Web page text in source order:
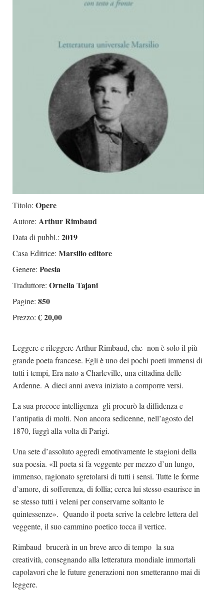
Premio Chiara
Tabù Festival 2014
A Tutto Volume
Salone di Torino
Titolo: Opere
Autore: Arthur Rimbaud
Data di pubbl.: 2019
Casa Editrice: Marsilio editore
Genere: Poesia
Traduttore: Ornella Tajani
Pagine: 850
Prezzo:€ 20,00
Leggere e rileggere Arthur Rimbaud, che non è solo il più
grande poeta francese. Egli è uno dei pochi poeti immensi di
tutti i tempi, Era nato a Charleville, una cittadina delle
Ardenne. A dieci anni aveva iniziato a comporre versi.
La sua precoce intelligenza gli procurò la diffidenza e
l’antipatia di molti. Non ancora sedicenne, nell’agosto del
1870, fuggì alla volta di Parigi.
Una sete d’assoluto aggredì emotivamente le stagioni della
sua poesia. «Il poeta si fa veggente per mezzo d’un lungo,
immenso, ragionato sgretolarsi di tutti i sensi. Tutte le forme
d’amore, di sofferenza, di follia; cerca lui stesso esaurisce in
se stesso tutti i veleni per conservarne soltanto le
quintessenze». Quando il poeta scrive la celebre lettera del
veggente, il suo cammino poetico tocca il vertice.
Rimbaud brucerà in un breve arco di tempo la sua
creatività, consegnando alla letteratura mondiale immortali
capolavori che le future generazioni non smetteranno mai di
leggere.